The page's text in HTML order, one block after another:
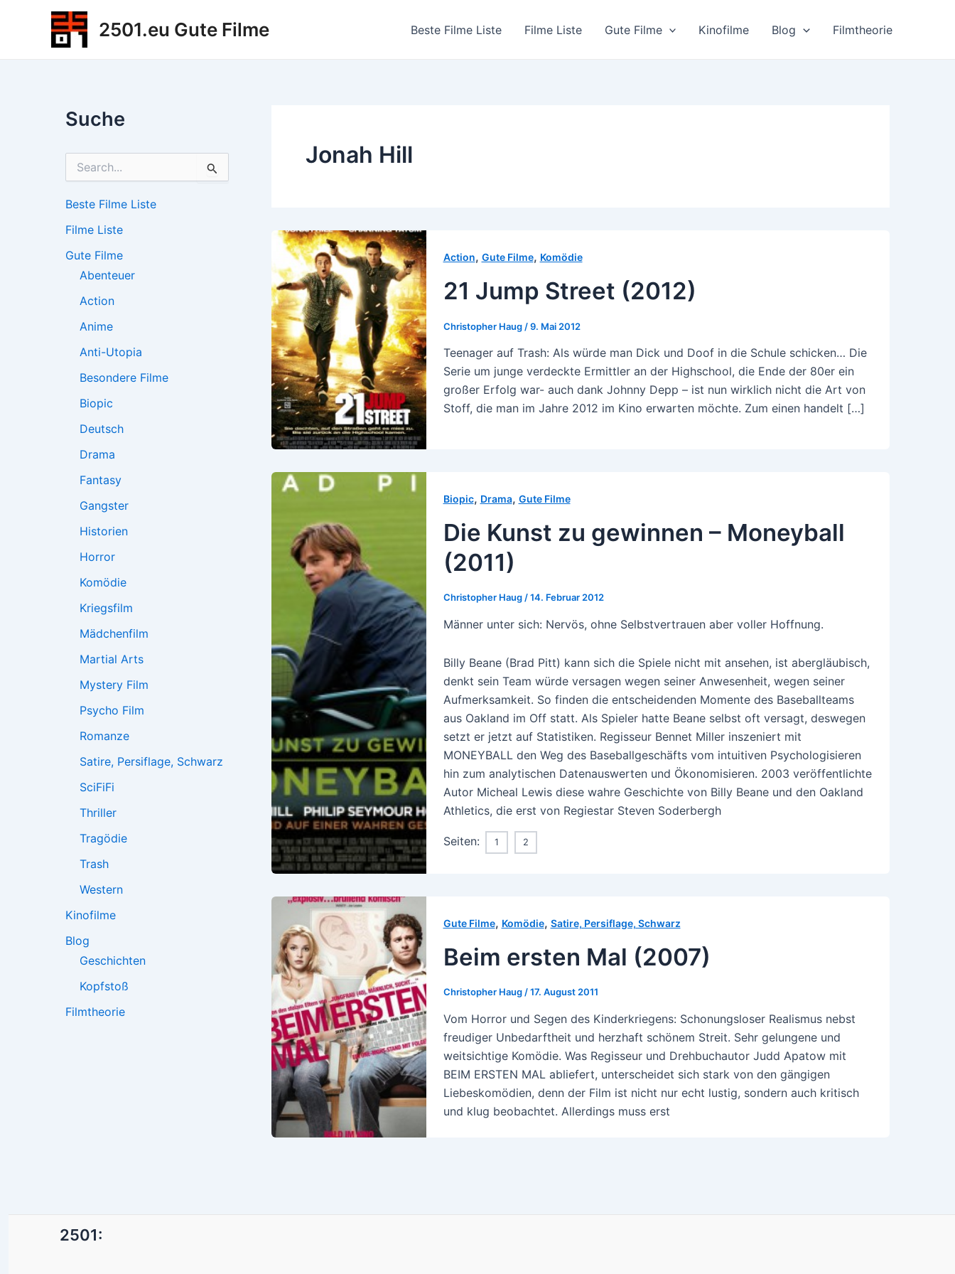
2501.eu Gute Filme Beste Filme Liste Filme Liste Gute Filme Kinofilme Blog Filmtheorie
Suche
h
n
a
Beste Filme Liste
Filme Liste
Gute Filme
Abenteuer
Action
Anime
Anti-Utopia
Besondere Filme
Biopic
Deutsch
Drama
Fantasy
Gangster
Historien
Horror
Komödie
Kriegsfilm
Mädchenfilm
Martial Arts
Mystery Film
Psycho Film
Romanze
Satire, Persiflage, Schwarz
SciFiFi
Thriller
Tragödie
Trash
Western
Kinofilme
Blog
Geschichten
Kopfstoß
Filmtheorie
Jonah Hill
Action, Gute Filme, Komödie
21 Jump Street (2012)
Christopher Haug /9. Mai 2012
Teenager auf Trash: Als würde man Dick und Doof in die Schule schicken… Die
Serie um junge verdeckte Ermittler an der Highschool, die Ende der 80er ein
großer Erfolg war- auch dank Johnny Depp – ist nun wirklich nicht die Art von
Stoff, die man im Jahre 2012 im Kino erwarten möchte. Zum einen handelt […]
Biopic, Drama, Gute Filme
Die Kunst zu gewinnen – Moneyball
(2011)
Christopher Haug/14. Februar 2012
Männer unter sich: Nervös, ohne Selbstvertrauen aber voller Hoffnung.
Billy Beane (Brad Pitt) kann sich die Spiele nicht mit ansehen, ist abergläubisch,
denkt sein Team würde versagen wegen seiner Anwesenheit, wegen seiner
Aufmerksamkeit. So finden die entscheidenden Momente des Baseballteams
aus Oakland im Off statt. Als Spieler hatte Beane selbst oft versagt, deswegen
setzt er jetzt auf Statistiken. Regisseur Bennet Miller inszeniert mit
MONEYBALL den Weg des Baseballgeschäfts vom intuitiven Psychologisieren
hin zum analytischen Datenauswerten und Ökonomisieren. 2003 veröffentlichte
Autor Micheal Lewis diese wahre Geschichte von Billy Beane und den Oakland
Athletics, die erst von Regiestar Steven Soderbergh
Seiten: 1 2
Gute Filme, Komödie, Satire, Persiflage, Schwarz
Beim ersten Mal (2007)
Christopher Haug/17. August 2011
Vom Horror und Segen des Kinderkriegens: Schonungsloser Realismus nebst
freudiger Unbedarftheit und herzhaft schönem Streit. Sehr gelungene und
weitsichtige Komödie. Was Regisseur und Drehbuchautor Judd Apatow mit
BEIM ERSTEN MAL abliefert, unterscheidet sich stark von den gängigen
Liebeskomödien, denn der Film ist nicht nur echt lustig, sondern auch kritisch
und klug beobachtet. Allerdings muss erst
2501: